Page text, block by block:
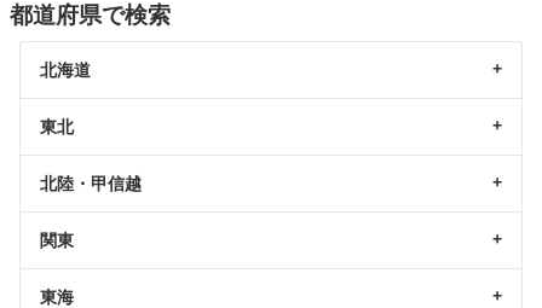
都道府県で検索
北海道
東北
北陸・甲信越
関東
東海